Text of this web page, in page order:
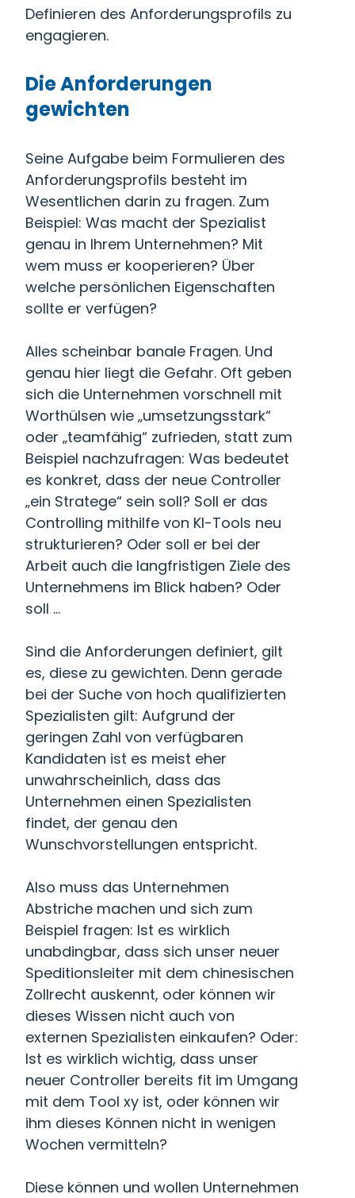
Definieren des Anforderungsprofils zu
engagieren.
Die Anforderungen
gewichten
Seine Aufgabe beim Formulieren des
Anforderungsprofils besteht im
Wesentlichen darin zu fragen. Zum
Beispiel: Was macht der Spezialist
genau in Ihrem Unternehmen? Mit
wem muss er kooperieren? Über
welche persönlichen Eigenschaften
sollte er verfügen?
Alles scheinbar banale Fragen. Und
genau hier liegt die Gefahr. Oft geben
sich die Unternehmen vorschnell mit
Worthülsen wie „umsetzungsstark“
oder „teamfähig“ zufrieden, statt zum
Beispiel nachzufragen: Was bedeutet
es konkret, dass der neue Controller
„ein Stratege“ sein soll? Soll er das
Controlling mithilfe von KI-Tools neu
strukturieren? Oder soll er bei der
Arbeit auch die langfristigen Ziele des
Unternehmens im Blick haben? Oder
soll ...
Sind die Anforderungen definiert, gilt
es, diese zu gewichten. Denn gerade
bei der Suche von hoch qualifizierten
Spezialisten gilt: Aufgrund der
geringen Zahl von verfügbaren
Kandidaten ist es meist eher
unwahrscheinlich, dass das
Unternehmen einen Spezialisten
findet, der genau den
Wunschvorstellungen entspricht.
Also muss das Unternehmen
Abstriche machen und sich zum
Beispiel fragen: Ist es wirklich
unabdingbar, dass sich unser neuer
Speditionsleiter mit dem chinesischen
Zollrecht auskennt, oder können wir
dieses Wissen nicht auch von
externen Spezialisten einkaufen? Oder:
Ist es wirklich wichtig, dass unser
neuer Controller bereits fit im Umgang
mit dem Tool xy ist, oder können wir
ihm dieses Können nicht in wenigen
Wochen vermitteln?
Diese können und wollen Unternehmen